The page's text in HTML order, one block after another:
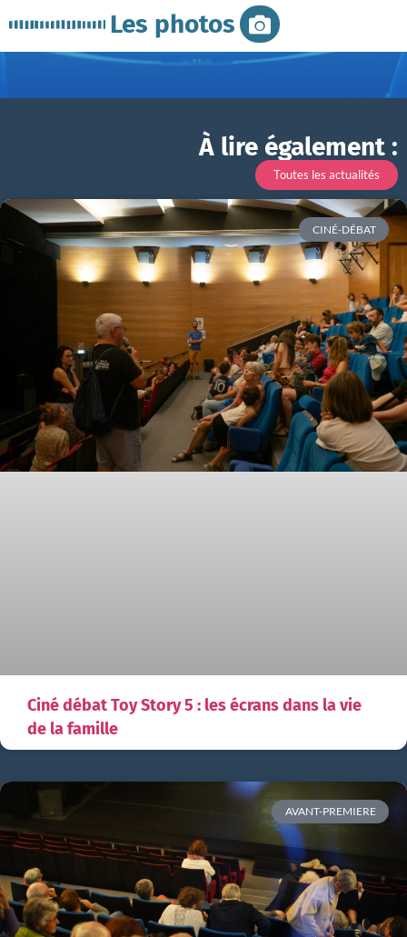
Les photos
À lire également :
Toutes les actualités
CINÉ-DÉBAT
Ciné débat Toy Story 5 : les écrans dans la vie
de la famille
AVANT-PREMIERE